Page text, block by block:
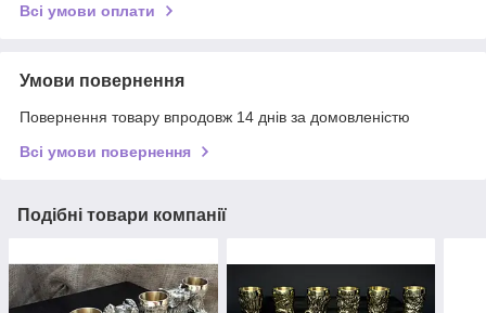
Всі умови оплати
Умови повернення
Повернення товару впродовж 14 днів за домовленістю
Всі умови повернення
Подібні товари компанії